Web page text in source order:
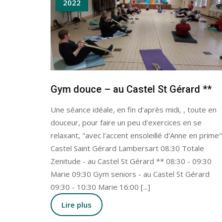
2022
Gym douce – au Castel St Gérard **
Une séance idéale, en fin d'après midi, , toute en
douceur, pour faire un peu d'exercices en se
relaxant, "avec l'accent ensoleillé d'Anne en
Castel Saint Gérard Lambersart 08:30 Totale
Zenitude - au Castel St Gérard ** 08:30 - 09:30
Marie 09:30 Gym seniors - au Castel St Gérard
09:30 - 10:30 Marie 16:00 [...]
Lire plus